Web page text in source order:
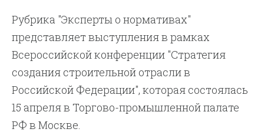
Рубрика "Эксперты о нормативах"
представляет выступления в рамках
Всероссийской конференции "Стратегия
создания строительной отрасли в
Российской Федерации", которая состоялась
15 апреля в Торгово-промышленной палате
РФ в Москве.